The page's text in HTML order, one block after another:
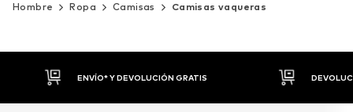
Hombre Ropa Camisas Camisas vaqueras
DEVOLUCIONES HASTA 30 DÍAS